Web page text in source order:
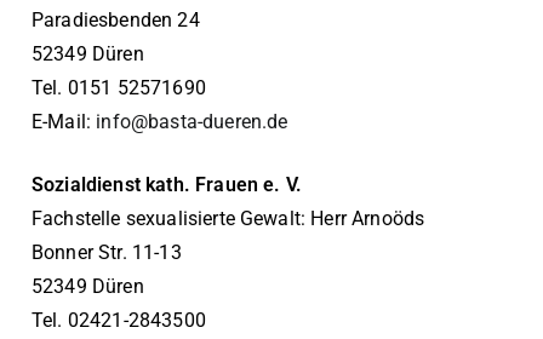
Paradiesbenden 24
52349 Düren
Tel. 0151 52571690
E-Mail: info@basta-dueren.de
Sozialdienst kath. Frauen e. V.
Fachstelle sexualisierte Gewalt: Herr Arnoöds
Bonner Str. 11-13
52349 Düren
Tel. 02421-2843500